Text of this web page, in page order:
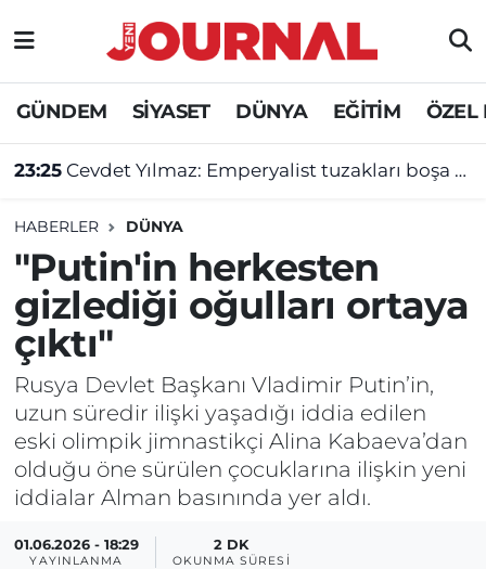
GÜNDEM SİYASET DÜNYA EĞİTİM ÖZEL
23:25 Cevdet Yılmaz: Emperyalist tuzakları boşa çıkarmaya devam edeceğiz
HABERLER DÜNYA
"Putin'in herkesten
gizlediği oğulları ortaya
çıktı"
Rusya Devlet Başkanı Vladimir Putin’in,
uzun süredir ilişki yaşadığı iddia edilen
eski olimpik jimnastikçi Alina Kabaeva’dan
olduğu öne sürülen çocuklarına ilişkin yeni
iddialar Alman basınında yer aldı.
01.06.2026 - 18:29
YAYINLANMA
2 DK
OKUNMA SÜRESI
GÜNDEM
SİYASET
DÜNYA
EĞİTİM
ÖZEL HABER
Nöbetçi Eczaneler
Hava Durumu
Süper Lig Puan Durumu ve Fikstür
Tüm Manşetler
Son Dakika Haberleri
Haber Arşivi